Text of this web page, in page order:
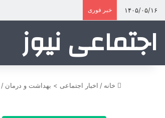
۱۴۰۵/۰۵/۱۶ خبر فوری
اجتماعی نیوز
خانه / اخبار اجتماعی > بهداشت و درمان /